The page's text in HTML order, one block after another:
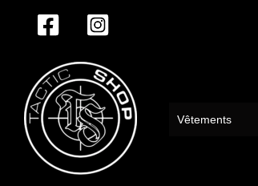
contenu
Vêtements